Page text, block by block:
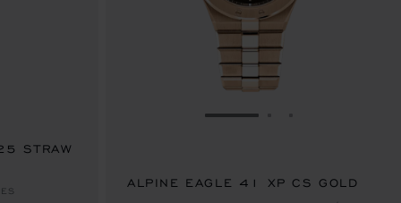
STRAW
ZUR FOLIE GEHEN 1
ALPINE EAGLE 41 XP CS GOLD
CHF 74,600